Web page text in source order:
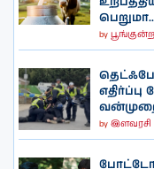
by
by இளவரசி